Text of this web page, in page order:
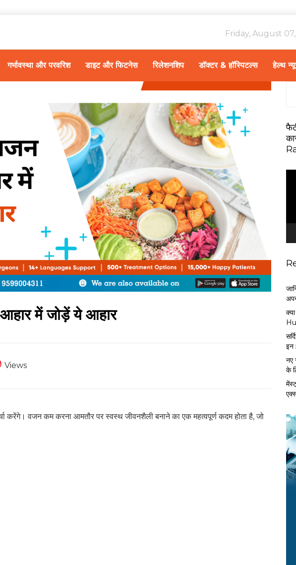
Friday, August
गर्भावस्था और परवरिश डाइट और फिटनेस रिलेशनशिप डॉक्टर & हॉस्पिटल्स हेल्थ
में जोड़ें ये आहार
Views
वजन कम करना आमतौर पर स्वस्थ जीवनशैली बनाने का एक महत्वपूर्ण कदम होता है, जो
y
इन
नए
के